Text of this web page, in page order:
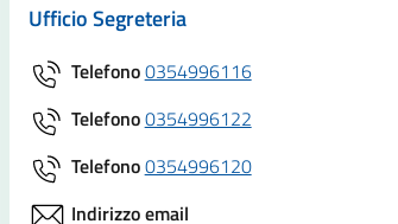
Ufficio Segreteria
Telefono0354996116
Telefono0354996122
Telefono0354996120
Indirizzo email